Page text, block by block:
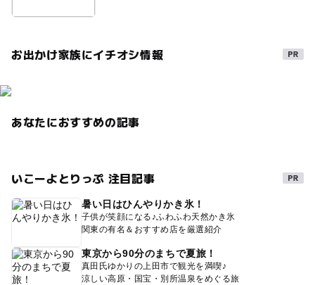
お出かけ家族にイチオシ情報
あなたにおすすめの記事
いこーよとりっぷ 注目記事
暑い日はひんやりかき氷！
子供が笑顔になる♪ふわふわ天然かき氷
関東の有名＆おすすめ店を厳選紹介
東京から90分のまちで夏旅！
真田氏ゆかりの上田市で観光を満喫♪
涼しい高原・国宝・別所温泉をめぐる旅